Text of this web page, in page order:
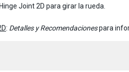
Joint 2D para girar la rueda.
: Detalles y Recomendacionespara